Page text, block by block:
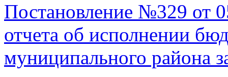
Постановление №329 от
отчета об исполнении
муниципального района